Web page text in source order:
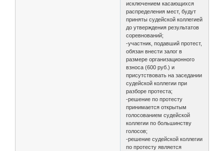
исключением касающихся
распределения мест, будут
приняты судейской коллегией
до утверждения результатов
соревнований;
-участник, подавший протест,
обязан внести залог в
размере организационного
взноса (600 руб.) и
присутствовать на заседании
судейской коллегии при
разборе протеста;
-решение по протесту
принимается открытым
голосованием судейской
коллегии по большинству
голосов;
-решение судейской коллегии
по протесту является